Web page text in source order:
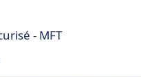
- MFT